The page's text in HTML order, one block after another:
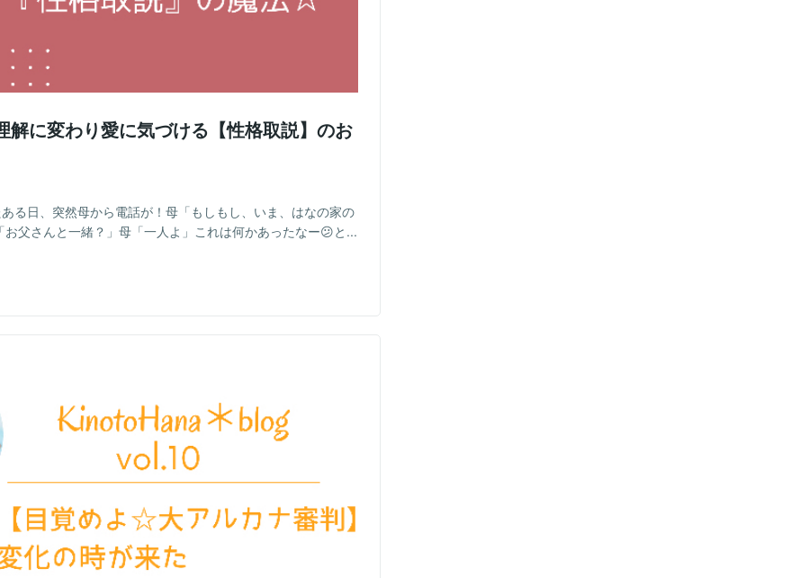
解に変わり愛に気づける【性格取説】のお
る日、突然母から電話が！母「もしもし、いま、はなの家の
父さんと一緒？」母「一人よ」これは何かあったなー😕と...